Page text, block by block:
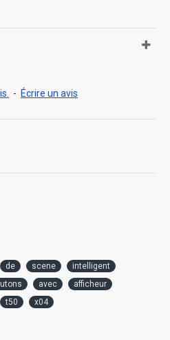
- Écrire un avis
de scene
intelligent
avec
afficheur
t50 x04